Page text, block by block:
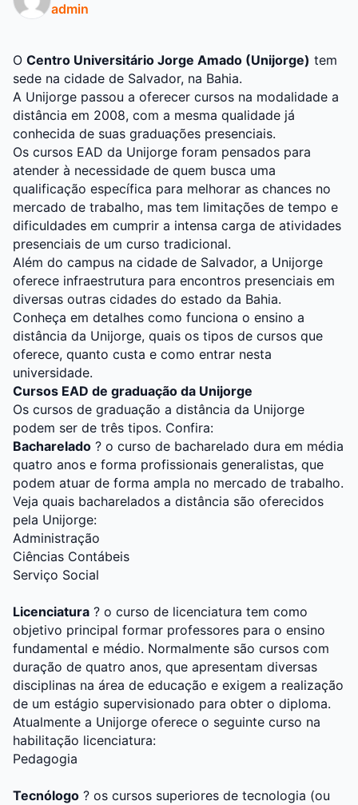
admin
O Centro Universitário Jorge Amado (Unijorge) tem
sede na cidade de Salvador, na Bahia.
A Unijorge passou a oferecer cursos na modalidade a
distância em 2008, com a mesma qualidade já
conhecida de suas graduações presenciais.
Os cursos EAD da Unijorge foram pensados para
atender à necessidade de quem busca uma
qualificação específica para melhorar as chances no
mercado de trabalho, mas tem limitações de tempo e
dificuldades em cumprir a intensa carga de atividades
presenciais de um curso tradicional.
Além do campus na cidade de Salvador, a Unijorge
oferece infraestrutura para encontros presenciais em
diversas outras cidades do estado da Bahia.
Conheça em detalhes como funciona o ensino a
distância da Unijorge, quais os tipos de cursos que
oferece, quanto custa e como entrar nesta
universidade.
Cursos EAD de graduação da Unijorge
Os cursos de graduação a distância da Unijorge
podem ser de três tipos. Confira:
Bacharelado ? o curso de bacharelado dura em média
quatro anos e forma profissionais generalistas, que
podem atuar de forma ampla no mercado de trabalho.
Veja quais bacharelados a distância são oferecidos
pela Unijorge:
Administração
Ciências Contábeis
Serviço Social
Licenciatura ? o curso de licenciatura tem como
objetivo principal formar professores para o ensino
fundamental e médio. Normalmente são cursos com
duração de quatro anos, que apresentam diversas
disciplinas na área de educação e exigem a realização
de um estágio supervisionado para obter o diploma.
Atualmente a Unijorge oferece o seguinte curso na
habilitação licenciatura:
Pedagogia
Tecnólogo ? os cursos superiores de tecnologia (ou